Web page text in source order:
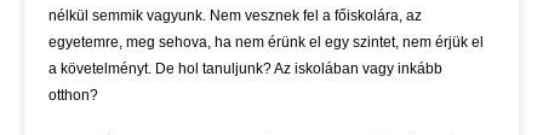
nélkül semmik vagyunk. Nem vesznek fel a főiskolára, az
egyetemre, meg sehova, ha nem érünk el egy szintet, nem érjük el
a követelményt. De hol tanuljunk? Az iskolában vagy inkább
otthon?